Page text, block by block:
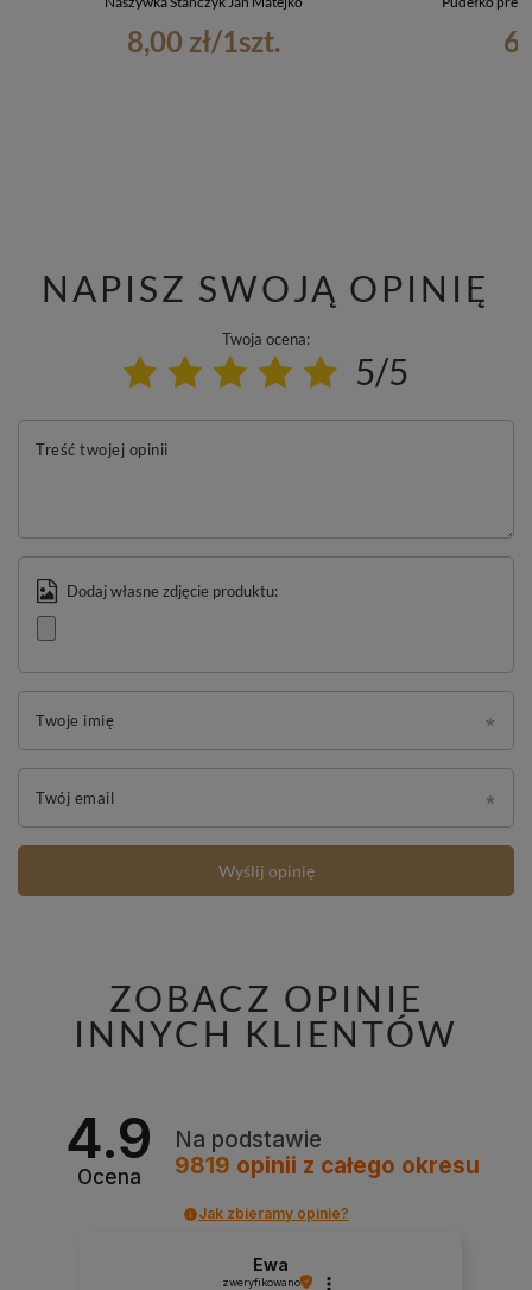
8,00 zł/1szt.
NAPISZ SWOJĄ OPINIĘ
Twoja ocena:
5/5
Treść twojej opinii
Dodaj własne zdjęcie produktu:
Twoje imię
Twój email
Wyślij opinię
ZOBACZ OPINIE
INNYCH KLIENTÓW
4.9
Ocena
Na podstawie
9819 opinii z całego okresu
Jak zbieramy opinie?
Ewa
zweryfikowano